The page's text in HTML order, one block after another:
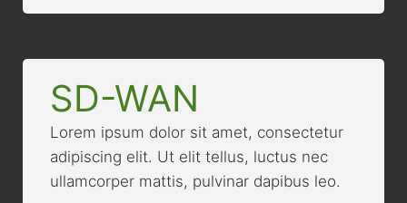
SD-WAN
Lorem ipsum dolor sit amet, consectetur
adipiscing elit. Ut elit tellus, luctus nec
ullamcorper mattis, pulvinar dapibus leo.